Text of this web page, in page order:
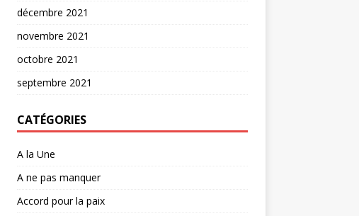
décembre 2021
novembre 2021
octobre 2021
septembre 2021
CATÉGORIES
A la Une
A ne pas manquer
Accord pour la paix